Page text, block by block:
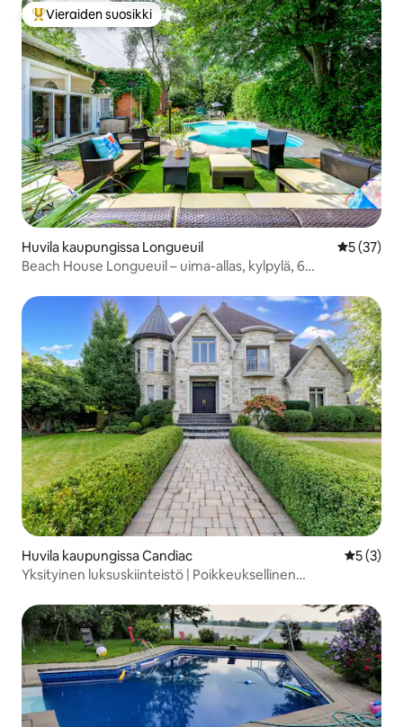
Vieraiden suosikkien parhaimmistoa
Vieraiden suosikki
Huvila kaupungissa Longueuil
5 (37)
Beach House Longueuil – uima-allas, kylpylä, 6
Huvila kaupungissa Candiac
5 (3)
Yksityinen luksuskiinteistö | Poikkeuksellinen